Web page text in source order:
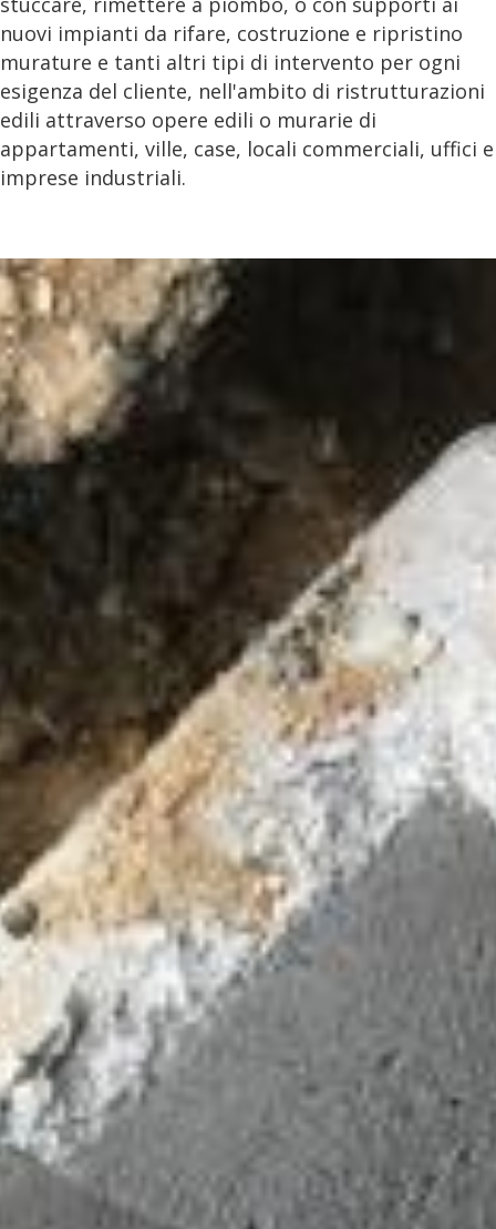
nuovi impianti da rifare, costruzione e ripristino
murature e tanti altri tipi di intervento per ogni
esigenza del cliente, nell'ambito di ristrutturazioni
edili attraverso opere edili o murarie di
appartamenti, ville, case, locali commerciali, uffici e
imprese industriali.